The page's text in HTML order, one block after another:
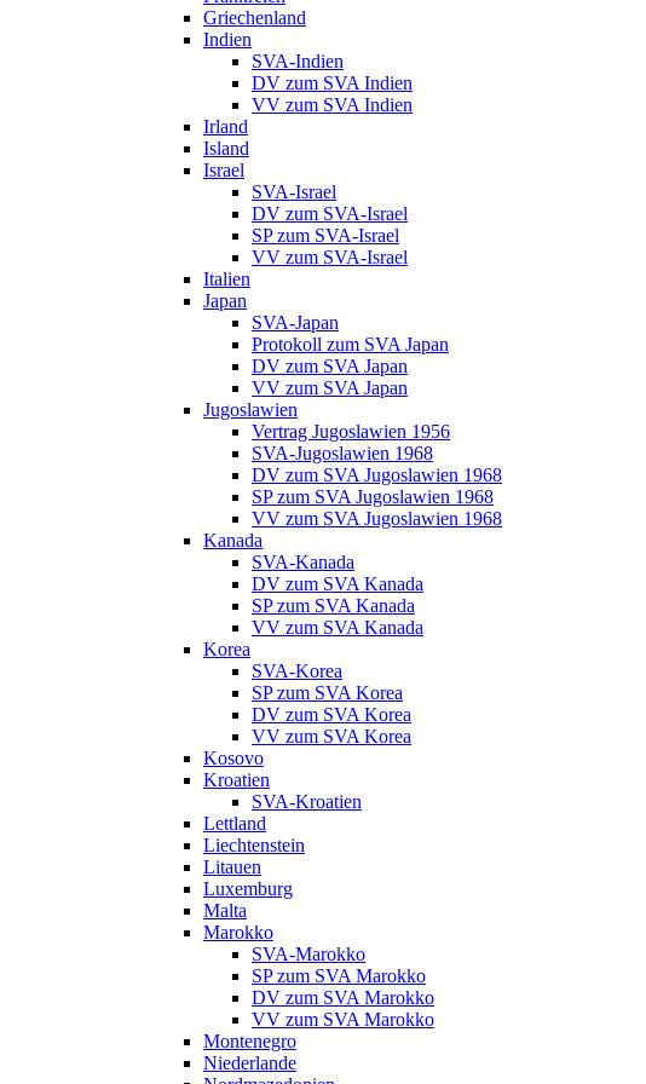
Griechenland
Indien
SVA-Indien
DV zum SVA Indien
VV zum SVA Indien
Irland
Island
Israel
SVA-Israel
DV zum SVA-Israel
SP zum SVA-Israel
VV zum SVA-Israel
Italien
Japan
SVA-Japan
Protokoll zum SVA Japan
DV zum SVA Japan
VV zum SVA Japan
Jugoslawien
Vertrag Jugoslawien 1956
SVA-Jugoslawien 1968
DV zum SVA Jugoslawien 1968
SP zum SVA Jugoslawien 1968
VV zum SVA Jugoslawien 1968
Kanada
SVA-Kanada
DV zum SVA Kanada
SP zum SVA Kanada
VV zum SVA Kanada
Korea
SVA-Korea
SP zum SVA Korea
DV zum SVA Korea
VV zum SVA Korea
Kosovo
Kroatien
SVA-Kroatien
Lettland
Liechtenstein
Litauen
Luxemburg
Malta
Marokko
SVA-Marokko
SP zum SVA Marokko
DV zum SVA Marokko
VV zum SVA Marokko
Montenegro
Niederlande